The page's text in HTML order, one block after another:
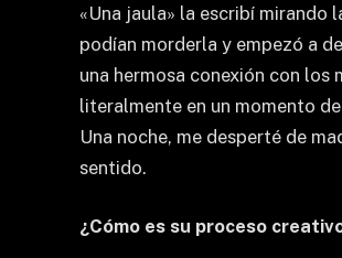
«Una jaula» la escribí mirando
podían morderla y empezó a
una hermosa conexión con
literalmente en un momento
Una noche, me desperté de
sentido.
¿Cómo es su proceso